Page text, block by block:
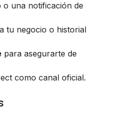
o una notificación de
tu negocio o historial
para asegurarte de
como canal oficial.